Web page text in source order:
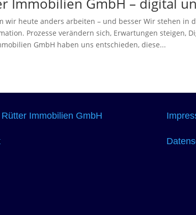
wir heute anders arbeiten – und besser Wir stehen
Prozesse verändern sich, Erwartungen steigen,
GmbH haben uns entschieden, diese...
Immobilien GmbH